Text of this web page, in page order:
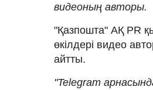
видеоның авторы.
"Қазпошта" АҚ PR
өкілдері видео
айтты.
"Telegram